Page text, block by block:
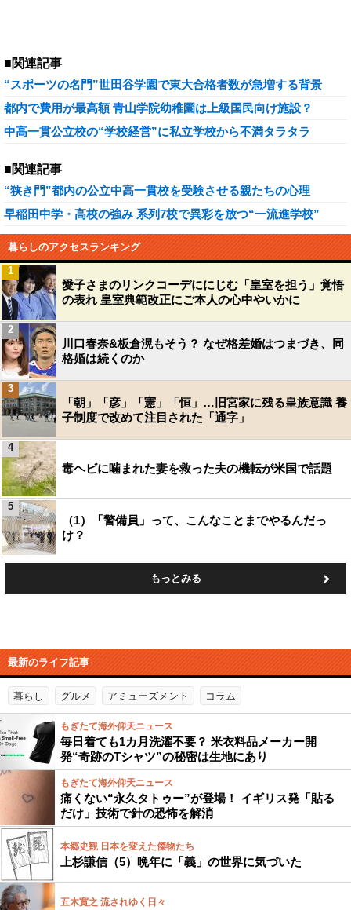
■関連記事
“スポーツの名門”世田谷学園で東大合格者数が急増する背景
都内で費用が最高額 青山学院幼稚園は上級国民向け施設？
中高一貫公立校の“学校経営”に私立学校から不満タラタラ
■関連記事
“狭き門”都内の公立中高一貫校を受験させる親たちの心理
早稲田中学・高校の強み 系列7校で異彩を放つ“一流進学校”
暮らしのアクセスランキング
愛子さまのリンクコーデににじむ「皇室を担う」覚悟
の表れ 皇室典範改正にご本人の心中やいかに
1
川口春奈&板倉滉もそう？ なぜ格差婚はつまづき、同
格婚は続くのか
2
「朝」「彦」「憲」「恒」…旧宮家に残る皇族意識 養
子制度で改めて注目された「通字」
3
毒ヘビに噛まれた妻を救った夫の機転が米国で話題
4
（1）「警備員」って、こんなことまでやるんだっ
け？
5
もっとみる
最新のライフ記事
暮らし グルメ アミューズメント コラム
もぎたて海外仰天ニュース
毎日着ても1カ月洗濯不要？ 米衣料品メーカー開
発“奇跡のTシャツ”の秘密は生地にあり
もぎたて海外仰天ニュース
痛くない“永久タトゥー”が登場！ イギリス発「貼る
だけ」技術で針の恐怖を解消
本郷史観 日本を変えた傑物たち
上杉謙信（5）晩年に「義」の世界に気づいた
五木寛之 流されゆく日々